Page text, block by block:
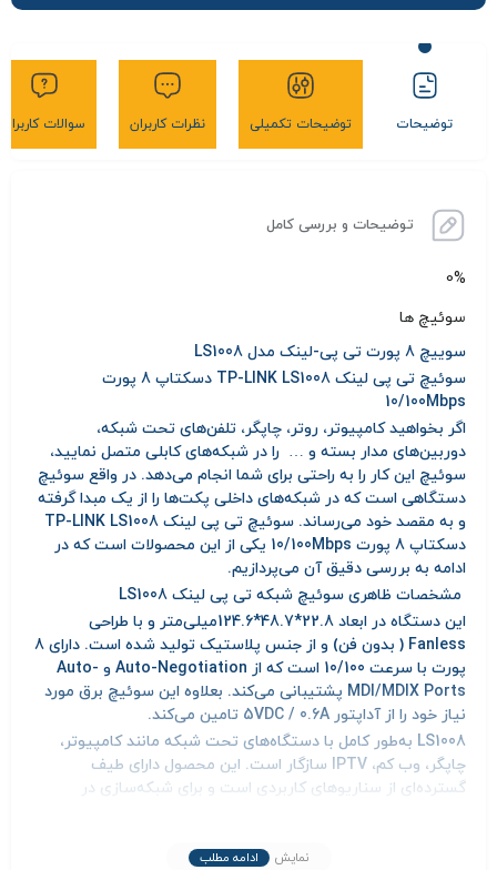
توضیحات توضیحات تکمیلی نظرات کاربران سوالات کاربران
توضیحات و بررسی کامل
0%
سوئیچ ها
سوییچ 8 پورت تی پی-لینک مدل LS1008
سوئیچ تی پی لینک TP-LINK LS1008 دسکتاپ 8 پورت
10/100Mbps
اگر بخواهید کامپیوتر، روتر، چاپگر، تلفن‌های تحت شبکه،
دوربین‌های مدار بسته و … را در شبکه‌های کابلی متصل نمایید،
سوئیچ این کار را به راحتی برای شما انجام می‌دهد. در واقع سوئیچ
دستگاهی است که در شبکه‌های داخلی پکت‌ها را از یک مبدا گرفته
و به مقصد خود می‌رساند. سوئیچ تی پی لینک TP-LINK LS1008
دسکتاپ 8 پورت 10/100Mbps یکی از این محصولات است که در
ادامه به بررسی دقیق آن می‌پردازیم.
مشخصات ظاهری سوئیچ شبکه تی پی لینک LS1008
این دستگاه در ابعاد 22.8*48.7*124.6میلی‌متر و با طراحی
Fanless ( بدون فن) و از جنس پلاستیک تولید شده است. دارای 8
پورت با سرعت 10/100 است که از Auto-Negotiation و Auto-
MDI/MDIX Ports پشتیبانی می‌کند. بعلاوه این سوئیچ برق مورد
نیاز خود را از آداپتور 5VDC / 0.6A تامین می‌کند.
LS1008 به‌طور کامل با دستگاه‌های تحت شبکه مانند کامپیوتر،
چاپگر، وب کم، IPTV سازگار است. این محصول دارای طیف
گسترده‌ای از سناریوهای کاربردی است و برای شبکه‌سازی در
نمایش ادامه مطلب